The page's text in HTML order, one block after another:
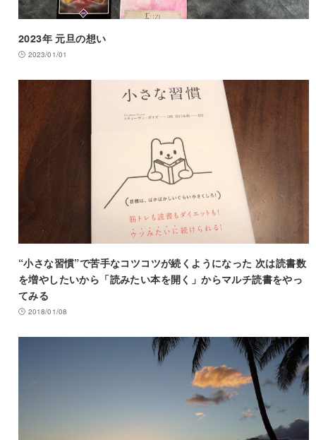
2023年 元旦の想い
2023/01/01
“小さな習慣”で苦手なコツコツが続くようになった 次は読書数
を増やしたいから「読みたい本を開く」からマルチ読書をやっ
てみる
2018/01/08